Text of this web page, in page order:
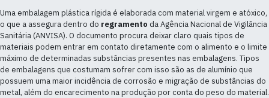
Uma embalagem plástica rígida é elaborada com material virgem e atóxico,
o que a assegura dentro do regramento da Agência Nacional de Vigilância
Sanitária (ANVISA). O documento procura deixar claro quais tipos de
materiais podem entrar em contato diretamente com o alimento e o limite
máximo de determinadas substâncias presentes nas embalagens. Tipos
de embalagens que costumam sofrer com isso são as de alumínio que
possuem uma maior incidência de corrosão e migração de substâncias do
metal, além do encarecimento na produção por conta do peso do material.